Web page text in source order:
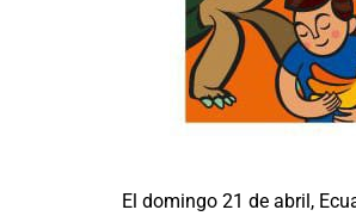
El domingo 21 de abril,